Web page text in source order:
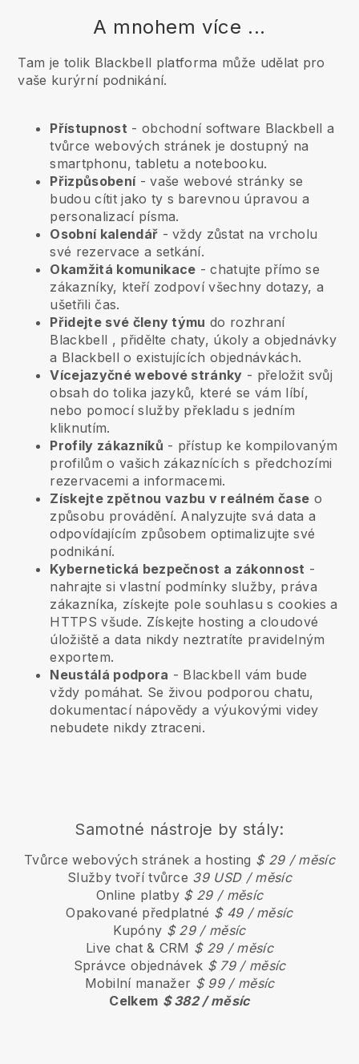
A mnohem více ...
Tam je tolik Blackbell platforma může udělat pro
vaše kurýrní podnikání.
Přístupnost - obchodní software Blackbell a
tvůrce webových stránek je dostupný na
smartphonu, tabletu a notebooku.
Přizpůsobení- vaše webové stránky se
budou cítit jako ty s barevnou úpravou a
personalizací písma.
Osobní kalendář - vždy zůstat na vrcholu
své rezervace a setkání.
Okamžitá komunikace - chatujte přímo se
zákazníky, kteří zodpoví všechny dotazy, a
ušetřili čas.
Přidejte své členy týmu do rozhraní
Blackbell , přidělte chaty, úkoly a objednávky
a Blackbell o existujících objednávkách.
Vícejazyčné webové stránky - přeložit svůj
obsah do tolika jazyků, které se vám líbí,
nebo pomocí služby překladu s jedním
kliknutím.
Profily zákazníků - přístup ke kompilovaným
profilům o vašich zákaznících s předchozími
rezervacemi a informacemi.
Získejte zpětnou vazbu v reálném čase o
způsobu provádění. Analyzujte svá data a
odpovídajícím způsobem optimalizujte své
podnikání.
Kybernetická bezpečnost a zákonnost -
nahrajte si vlastní podmínky služby, práva
zákazníka, získejte pole souhlasu s cookies a
HTTPS všude. Získejte hosting a cloudové
úložiště a data nikdy neztratíte pravidelným
exportem.
Neustálá podpora - Blackbell vám bude
vždy pomáhat. Se živou podporou chatu,
dokumentací nápovědy a výukovými videy
nebudete nikdy ztraceni.
Samotné nástroje by stály:
Tvůrce webových stránek a hosting $ 29 / měsíc
Služby tvoří tvůrce 39 USD / měsíc
Online platby $ 29 / měsíc
Opakované předplatné $ 49 / měsíc
Kupóny $ 29 / měsíc
Live chat & CRM $ 29 / měsíc
Správce objednávek $ 79 / měsíc
Mobilní manažer $ 99 / měsíc
Celkem $ 382 / měsíc